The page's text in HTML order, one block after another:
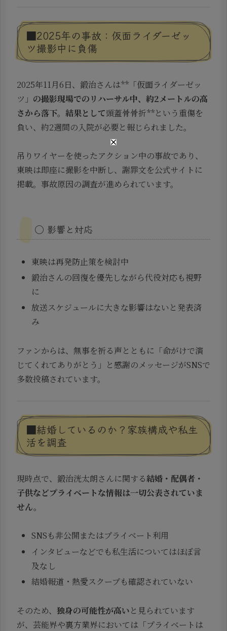
■2025年の事故：仮面ライダーゼッ
ツ撮影中に負傷
2025年11月6日、鍛治さんは**「仮面ライダーゼッ
ツ」 の撮影現場でのリハーサル中、約2メートルの高
さから落下。結果として頭蓋骨骨折**という重傷を
負い、約2週間の入院が必要と報じられました。
吊りワイヤーを使ったアクション中の事故であり、
東映は即座に撮影を中断し、謝罪文を公式サイトに
掲載。事故原因の調査が進められています。
◯ 影響と対応
東映は再発防止策を検討中
鍛治さんの回復を優先しながら代役対応も視野
に
放送スケジュールに大きな影響はないと発表済
み
ファンからは、無事を祈る声とともに「命がけで演
じてくれてありがとう」と感謝のメッセージがSNSで
多数投稿されています。
■結婚しているのか？家族構成や私生
活を調査
現時点で、鍛治洸太朗さんに関する結婚・配偶者・
子供などプライベートな情報は一切公表されていま
せん。
SNSも非公開またはプライベート利用
インタビューなどでも私生活についてはほぼ言
及なし
結婚報道・熱愛スクープも確認されていない
そのため、 独身の可能性が高いと見られています
が、芸能界や裏方業界においては「プライベートは